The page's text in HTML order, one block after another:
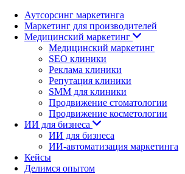
Аутсорсинг маркетинга
Маркетинг для производителей
Медицинский маркетинг
Медицинский маркетинг
SEO клиники
Реклама клиники
Репутация клиники
SMM для клиники
Продвижение стоматологии
Продвижение косметологии
ИИ для бизнеса
ИИ для бизнеса
ИИ-автоматизация маркетинга
Кейсы
Делимся опытом